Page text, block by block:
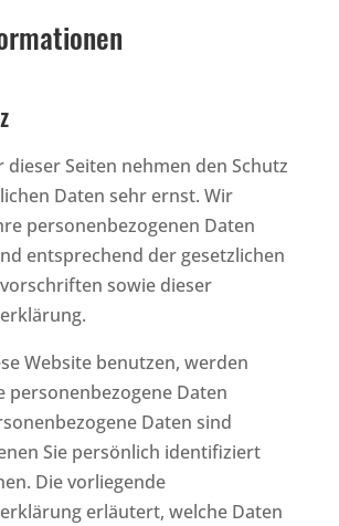
dieser Seiten nehmen den Schutz
Daten sehr ernst. Wir
personenbezogenen Daten
entsprechend der gesetzlichen
sowie dieser
Website benutzen, werden
personenbezogene Daten
Daten sind
Sie persönlich identifiziert
Die vorliegende
erläutert, welche Daten